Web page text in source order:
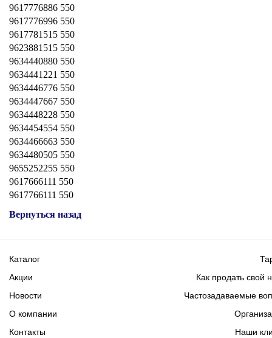
9617776886 550
9617776996 550
9617781515 550
9623881515 550
9634440880 550
9634441221 550
9634446776 550
9634447667 550
9634448228 550
9634454554 550
9634466663 550
9634480505 550
9655252255 550
9617666111 550
9617766111 550
Вернуться назад
Каталог
Акции
Новости
Как продать свой
Частозадаваемые
О компании
Контакты
Наши